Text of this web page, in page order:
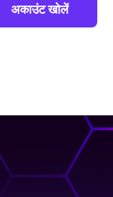
अकाउंट खोलें